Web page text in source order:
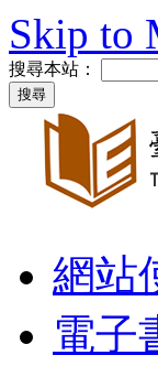
Skip to
搜尋本站：
網站
電子